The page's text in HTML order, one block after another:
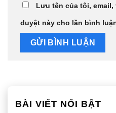
Lưu tên của tôi,
duyệt này cho lần bình
BÀI VIẾT NỔI BẬT